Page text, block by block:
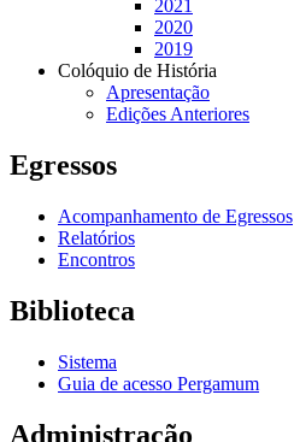
2021
2020
2019
Colóquio de História
Apresentação
Edições Anteriores
Egressos
Acompanhamento de Egressos
Relatórios
Encontros
Biblioteca
Sistema
Guia de acesso Pergamum
Administração